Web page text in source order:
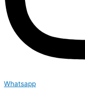
Whatsapp